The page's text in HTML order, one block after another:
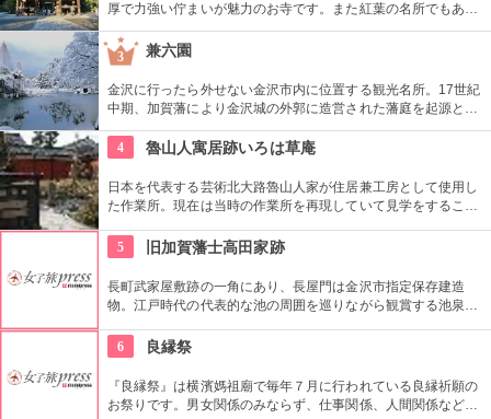
厚で力強い佇まいが魅力のお寺です。また紅葉の名所でもあ
り、秋には多くの人で賑わいます。約1時間の座禅修行もお勧
めの1つ。静かなお堂で自分の呼吸の音だけに耳を傾け、無心
の境地を目指します。
3 兼六園
金沢に行ったら外せない金沢市内に位置する観光名所。17世紀
中期、加賀藩により金沢城の外郭に造営された藩庭を起源とす
る江戸時代を代表する池泉回遊式庭園。岡山市の後楽園と水戸
市の偕楽園と並んで、日本三名園の一つ。1922年に国の名勝、
4 魯山人寓居跡いろは草庵
日本を代表する芸術北大路魯山人家が住居兼工房として使用し
た作業所。現在は当時の作業所を再現していて見学をすること
ます。
5 旧加賀藩士高田家跡
長町武家屋敷跡の一角にあり、長屋門は金沢市指定保存建造
物。江戸時代の代表的な池の周囲を巡りながら観賞する池泉回
や武家奉公人たちについて展示説明もあるのでわかりやす
い。
6 良縁祭
『良縁祭』は横濱媽祖廟で毎年７月に行われている良縁祈願の
お祭りです。男女関係のみならず、仕事関係、人間関係などあ